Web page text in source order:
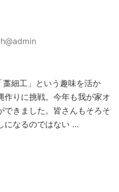
細工」という趣味を活か
作りに挑戦。今年も我が家オ
できました。皆さんもそろそ
になるのではない …